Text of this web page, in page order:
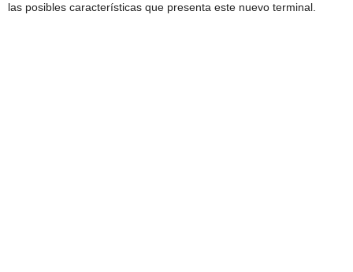
las posibles características que presenta este nuevo terminal.